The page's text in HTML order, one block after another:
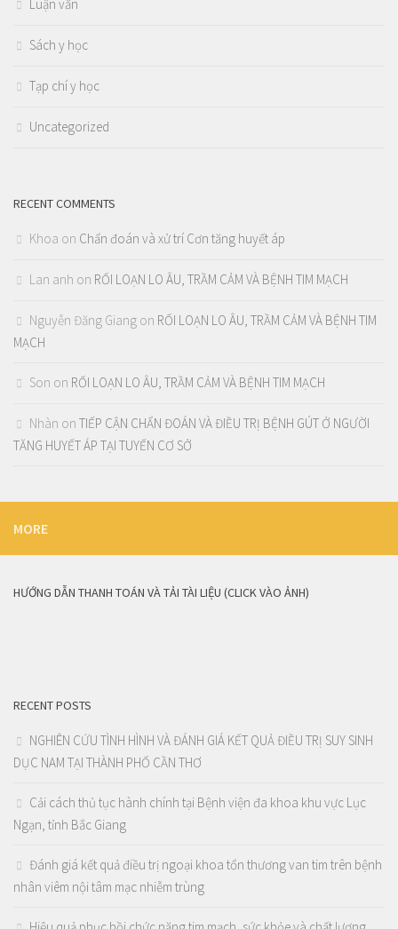
Luận văn
Sách y học
Tạp chí y học
Uncategorized
RECENT COMMENTS
Khoa on Chẩn đoán và xử trí Cơn tăng huyết áp
Lan anh on RỐI LOẠN LO ÂU, TRẦM CẢM VÀ BỆNH TIM MẠCH
Nguyễn Đăng Giang on RỐI LOẠN LO ÂU, TRẦM CẢM VÀ BỆNH TIM
MẠCH
Son on RỐI LOẠN LO ÂU, TRẦM CẢM VÀ BỆNH TIM MẠCH
Nhàn on TIẾP CẬN CHẨN ĐOÁN VÀ ĐIỀU TRỊ BỆNH GÚT Ở NGƯỜI
TĂNG HUYẾT ÁP TẠI TUYẾN CƠ SỞ
MORE
HƯỚNG DẪN THANH TOÁN VÀ TẢI TÀI LIỆU (CLICK VÀO ẢNH)
RECENT POSTS
NGHIÊN CỨU TÌNH HÌNH VÀ ĐÁNH GIÁ KẾT QUẢ ĐIỀU TRỊ SUY SINH
DỤC NAM TẠI THÀNH PHỐ CẦN THƠ
Cải cách thủ tục hành chính tại Bệnh viện đa khoa khu vực Lục
Ngạn, tỉnh Bắc Giang
Đánh giá kết quả điều trị ngoại khoa tổn thương van tim trên bệnh
nhân viêm nội tâm mạc nhiễm trùng